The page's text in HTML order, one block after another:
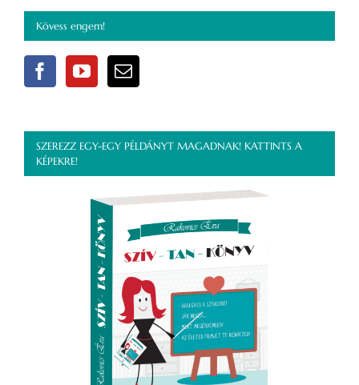
Kövess engem!
SZEREZZ EGY-EGY PÉLDÁNYT MAGADNAK! KATTINTS A
KÉPEKRE!